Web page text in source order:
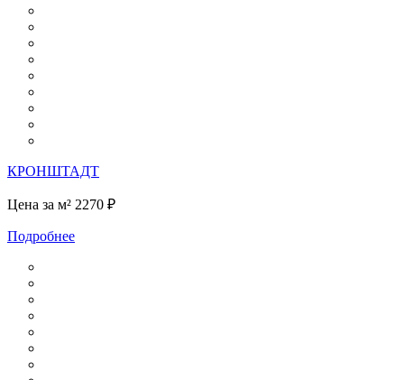
КРОНШТАДТ
Цена за м² 2270 ₽
Подробнее